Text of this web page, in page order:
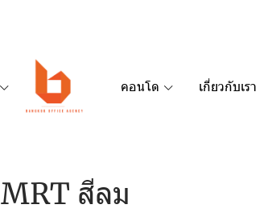
คอนโด เกี่ยวกับเรา
MRT สีลม